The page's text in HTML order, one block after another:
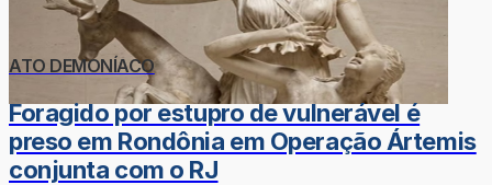
ATO DEMONÍACO
Foragido por estupro de vulnerável é
preso em Rondônia em Operação Ártemis
conjunta com o RJ